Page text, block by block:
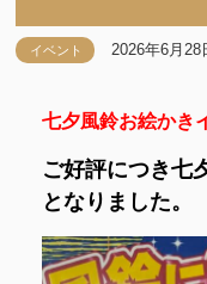
イベント 2026年6月28
七夕風鈴お絵かき
ご好評につき七
となりました。